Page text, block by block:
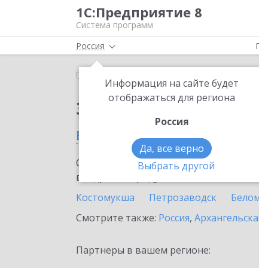
1С:Предприятие 8
Система программ
Россия
Информация на сайте будет
отображаться для региона
Россия
Да, все верно
Выбрать другой
Главная
Заказать 1С-
в Республике Карелия
Ознакомьтесь с информационными
внедрение продукта.
Костомукша
Петрозаводск
Смотрите также: Россия,
Партнеры в вашем регионе: